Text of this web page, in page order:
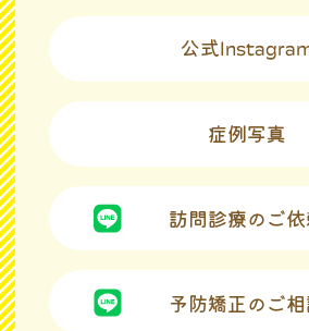
でいくつか存在しています
・03 諸外国における安全
1998年にFDA（米国食品医
医療機器として認証され、
けています。
これまで1,000万人以上の
されておりますが、重篤な
公式
症例写真
訪問診療のご
予防矯正のご